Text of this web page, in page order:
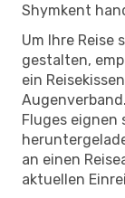
Shymkent
Um Ihre Reise
gestalten,
ein
Fluges
an einen
aktuellen